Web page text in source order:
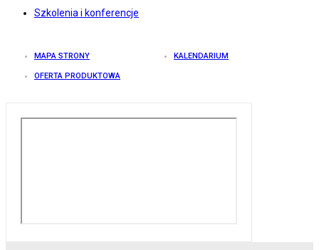
Szkolenia i konferencje
MAPA STRONY KALENDARIUM
OFERTA PRODUKTOWA